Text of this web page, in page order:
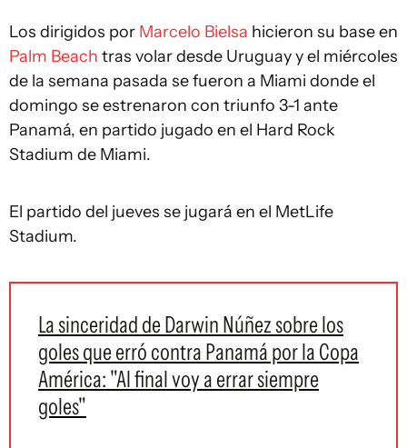
Los dirigidos por Marcelo Bielsa hicieron su base en
Palm Beach tras volar desde Uruguay y el miércoles
de la semana pasada se fueron a Miami donde el
domingo se estrenaron con triunfo 3-1 ante
Panamá, en partido jugado en el Hard Rock
Stadium de Miami.
El partido del jueves se jugará en el MetLife
Stadium.
La sinceridad de Darwin Núñez sobre los
goles que erró contra Panamá por la Copa
América: "Al final voy a errar siempre
goles"